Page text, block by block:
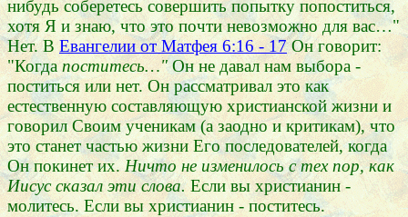
нибудь соберетесь совершить попытку попоститься,
хотя Я и знаю, что это почти невозможно для вас…"
Нет. ВЕвангелии от Матфея 6:16 - 17Он говорит:
"Когдапоститесь…"Он не давал нам выбора -
поститься или нет. Он рассматривал это как
естественную составляющую христианской жизни и
говорил Своим ученикам (а заодно и критикам), что
это станет частью жизни Его последователей, когда
Он покинет их.Ничто не изменилось с тех пор, как
Иисус сказал эти слова.Если вы христианин -
молитесь. Если вы христианин - поститесь.